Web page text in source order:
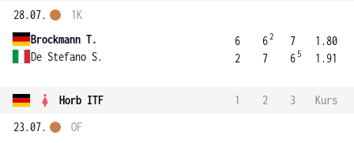
28.07.
Brockmann T.
De Stefano S.
1K
6
2
62
7
7
6 5
1.80
1.91
Horb ITF 1 2 3
Kurs
23.07.
OF